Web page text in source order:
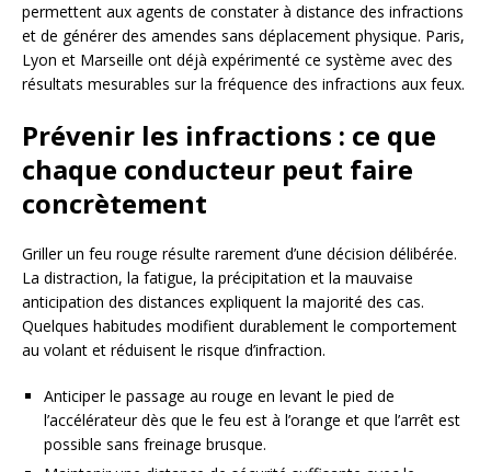
permettent aux agents de constater à distance des infractions
et de générer des amendes sans déplacement physique. Paris,
Lyon et Marseille ont déjà expérimenté ce système avec des
résultats mesurables sur la fréquence des infractions aux feux.
Prévenir les infractions : ce que
chaque conducteur peut faire
concrètement
Griller un feu rouge résulte rarement d’une décision délibérée.
La distraction, la fatigue, la précipitation et la mauvaise
anticipation des distances expliquent la majorité des cas.
Quelques habitudes modifient durablement le comportement
au volant et réduisent le risque d’infraction.
Anticiper le passage au rouge en levant le pied de
l’accélérateur dès que le feu est à l’orange et que l’arrêt est
possible sans freinage brusque.